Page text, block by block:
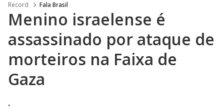
Record Fala Brasil
Menino israelense é
assassinado por ataque de
morteiros na Faixa de
Gaza
.